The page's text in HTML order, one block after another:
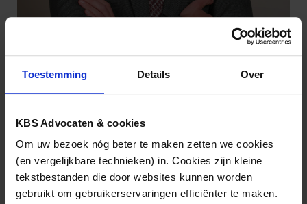
Toestemming Details Over
KBS Advocaten & cookies
Om uw bezoek nóg beter te maken zetten we cookies
(en vergelijkbare technieken) in. Cookies zijn kleine
tekstbestanden die door websites kunnen worden
gebruikt om gebruikerservaringen efficiënter te maken.
Maurice Mooibroek
mf.mooibroek@kbsadvocaten.nl